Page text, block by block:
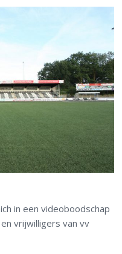
in een videoboodschap
vrijwilligers van vv